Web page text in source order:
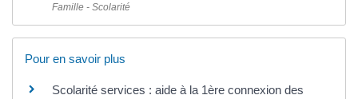
Famille - Scolarité
Pour en savoir plus
Scolarité services : aide à la 1ère connexion des